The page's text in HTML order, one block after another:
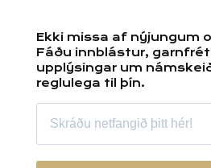
Ekki missa af nýjungum
Fáðu innblástur,
upplýsingar um
reglulega til þín.